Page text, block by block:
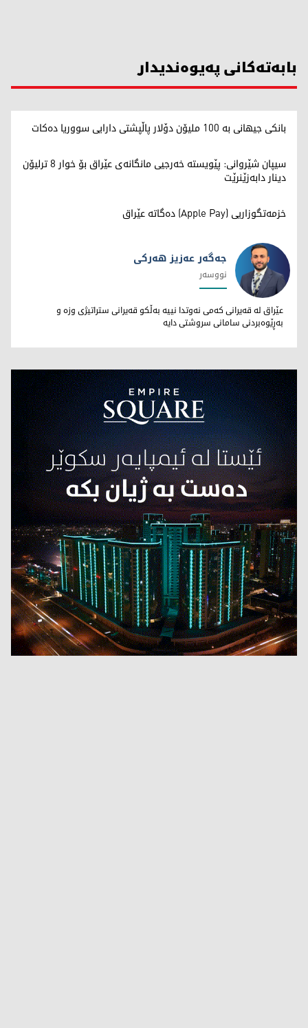
بابەتەکانی پەیوەندیدار
بانکی جیهانی بە 100 ملیۆن دۆلار پاڵپشتی دارایی سووریا دەکات
سیپان شێروانی: پێویستە خەرجیی مانگانەی عێراق بۆ خوار 8 ترلیۆن
دینار دابەزێنرێت
خزمەتگوزاریی (Apple Pay) دەگاتە عێراق
جەگەر عەزیز هەرکی
جەگەر عەزیز هەرکی
نووسەر
عێراق لە قەیرانی کەمی نەوتدا نییە بەڵکو قەیرانی ستراتیژی وزە و
بەڕێوەبردنی سامانی سروشتی دایە